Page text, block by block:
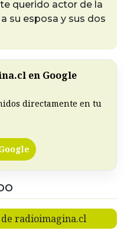
querido actor de la
su esposa y sus dos
en Google
directamente en tu
radioimagina.cl